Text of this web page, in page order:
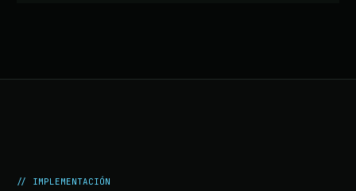
// IMPLEMENTACIÓN